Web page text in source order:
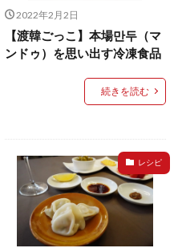
2022年2月2日
【渡韓ごっこ】本場만두（マ
ンドゥ）を思い出す冷凍食品
続きを読む
レシピ